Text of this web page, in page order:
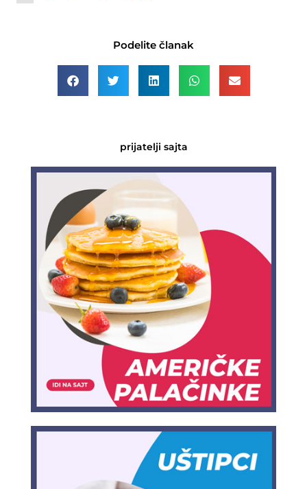
Podelite članak
prijatelji sajta